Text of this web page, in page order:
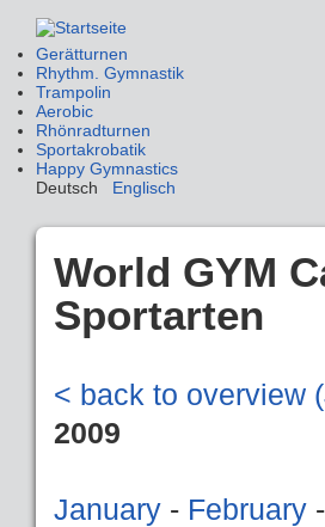
Gerätturnen
Rhythm. Gymnastik
Trampolin
Aerobic
Rhönradturnen
Sportakrobatik
Happy Gymnastics
Deutsch Englisch
World GYM
Sportarten
< back to overview
2009
January - February -